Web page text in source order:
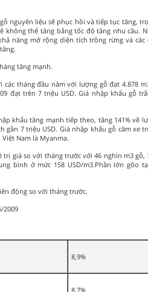
nguyên liệu sẽ phục hồi và tiếp tục tăng,
thể tăng bằng tốc độ tăng nhu cầu.
năng mở rộng diện tích trồng rừng và các
tăng mạnh.
tháng đầu năm với lượng gỗ đạt 4.878
đạt trên 7 triệu USD. Giá nhập khẩu gỗ
khẩu tăng mạnh tiếp theo, tăng 141% về
7 triệu USD. Giá nhập khẩu gỗ căm xe
Nam là Myanma.
trị giá so với tháng trước với 46 nghìn m3
bình ở mức 158 USD/m3.Phần lớn gõo
động so với tháng trước.
2009
8,9%
8,7%